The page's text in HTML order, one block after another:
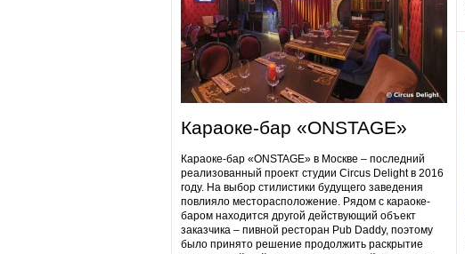
Караоке-бар «ONSTAGE»
Караоке-бар «ONSTAGE» в Москве – последний
реализованный проект студии Circus Delight в 2016
году. На выбор стилистики будущего заведения
повлияло месторасположение. Рядом с караоке-
баром находится другой действующий объект
заказчика – пивной ресторан Pub Daddy​, поэтому
было принято решение продолжить раскрытие